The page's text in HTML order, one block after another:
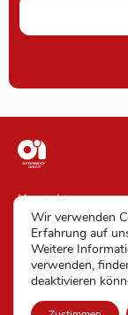
Kontakt
Impressum
AGB
Wir verwenden
Erfahrung auf
Weitere
verwenden,
deaktivieren